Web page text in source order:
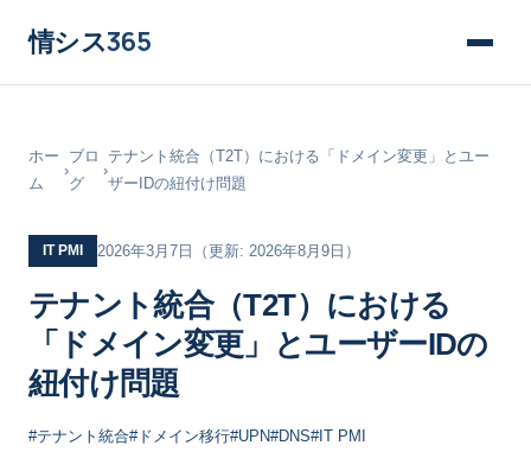
情シス365
ホー
ム
›
ブロ
グ
›
テナント統合（T2T）における「ドメイン変更」とユー
ザーIDの紐付け問題
IT PMI 2026年3月7日 （更新: 2026年8月9日）
テナント統合（T2T）における
「ドメイン変更」とユーザーIDの
紐付け問題
#テナント統合#ドメイン移行#UPN#DNS#IT PMI